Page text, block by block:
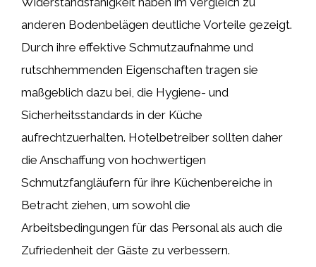
anderen Bodenbelägen deutliche Vorteile gezeigt.
Durch ihre effektive Schmutzaufnahme und
rutschhemmenden Eigenschaften tragen sie
maßgeblich dazu bei, die Hygiene- und
Sicherheitsstandards in der Küche
aufrechtzuerhalten. Hotelbetreiber sollten daher
die Anschaffung von hochwertigen
Schmutzfangläufern für ihre Küchenbereiche in
Betracht ziehen, um sowohl die
Arbeitsbedingungen für das Personal als auch die
Zufriedenheit der Gäste zu verbessern.